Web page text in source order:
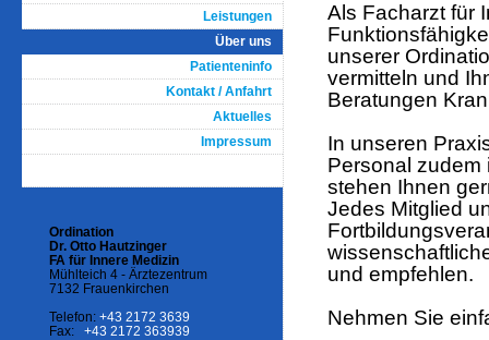
Als Facharzt für
unserer
vermitteln und
Beratungen
In unseren
Personal zudem
stehen Ihnen
Jedes Mitglied
und empfehlen.
Nehmen Sie
Leistungen
Über uns
Patienteninfo
Kontakt / Anfahrt
Aktuelles
Impressum
Ordination
Dr. Otto Hautzinger
FA für Innere Medizin
Mühlteich 4 - Ärztezentrum
7132 Frauenkirchen
Telefon: +43 2172 3639
Fax: +43 2172 363939